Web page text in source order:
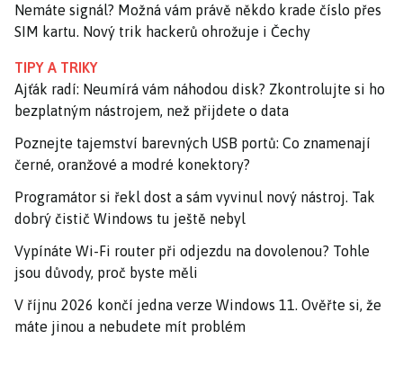
Nemáte signál? Možná vám právě někdo krade číslo přes
SIM kartu. Nový trik hackerů ohrožuje i Čechy
TIPY A TRIKY
Ajťák radí: Neumírá vám náhodou disk? Zkontrolujte si ho
bezplatným nástrojem, než přijdete o data
Poznejte tajemství barevných USB portů: Co znamenají
černé, oranžové a modré konektory?
Programátor si řekl dost a sám vyvinul nový nástroj. Tak
dobrý čistič Windows tu ještě nebyl
Vypínáte Wi-Fi router při odjezdu na dovolenou? Tohle
jsou důvody, proč byste měli
V říjnu 2026 končí jedna verze Windows 11. Ověřte si, že
máte jinou a nebudete mít problém